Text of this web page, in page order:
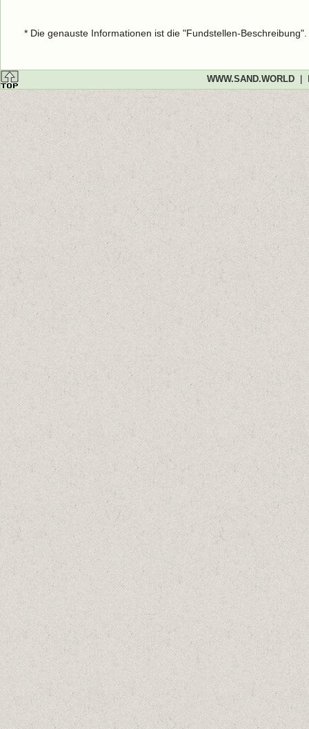
* Die genauste Informationen ist die "Fundstellen-
WWW.SAND.WORLD|